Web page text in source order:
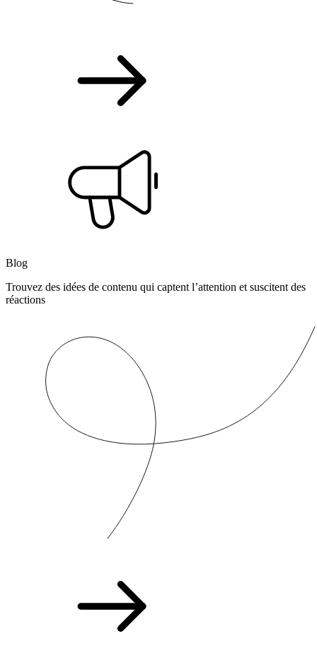
Blog
Trouvez des idées de contenu qui captent l’attention et suscitent des
réactions